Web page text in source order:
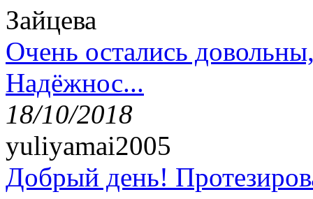
Зайцева
Очень остались
Надёжнос...
18/10/2018
yuliyamai2005
Добрый день!